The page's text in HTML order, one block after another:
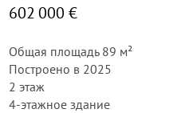
602 000 €
Общая площадь 89 м²
Построено в 2025
2 этаж
4-этажное здание